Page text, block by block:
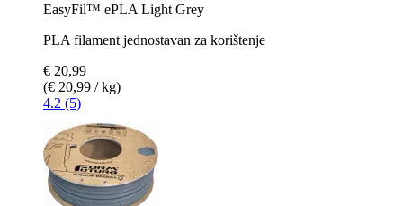
EasyFil™ ePLA Light Grey
PLA filament jednostavan za korištenje
€ 20,99
(€ 20,99 / kg)
4.2 (5)